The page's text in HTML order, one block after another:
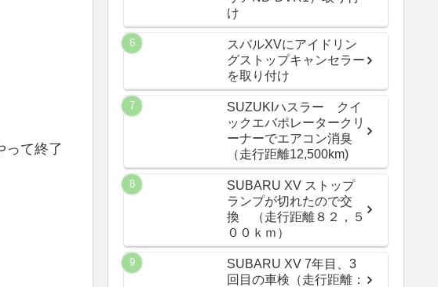
って終了
け
スバルXVにアイドリン
グストップキャンセラー
を取り付け
SUZUKIハスラー クイ
ックエバポレータークリ
ーナーでエアコン消臭
（走行距離12,500km)
SUBARU XV ストップ
ランプが切れたので交
換 （走行距離８２，５
００ｋｍ）
SUBARU XV 7年目、3
回目の車検（走行距離：